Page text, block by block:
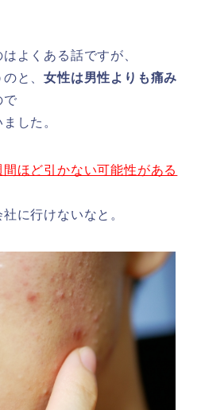
よくある話ですが、
のと、女性は男性よりも痛み
で
した。
ほど引かない可能性がある
に行けないなと。